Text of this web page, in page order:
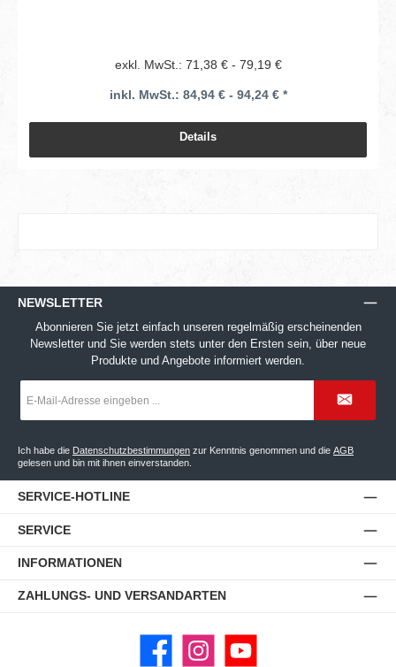
exkl. MwSt.: 71,38 € - 79,19 €
inkl. MwSt.: 84,94 € - 94,24 € *
Details
NEWSLETTER
Abonnieren Sie jetzt einfach unseren regelmäßig erscheinenden
Newsletter und Sie werden stets unter den Ersten sein, über neue
Produkte und Angebote informiert werden.
Mail-
*
Ich habe die Datenschutzbestimmungen zur Kenntnis genommen und die AGB
gelesen und bin mit ihnen einverstanden.
SERVICE-HOTLINE
SERVICE
INFORMATIONEN
ZAHLUNGS- UND VERSANDARTEN
Facebook Instagram YouTube